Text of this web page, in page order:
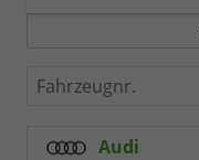
Fahrzeugnr.
Audi